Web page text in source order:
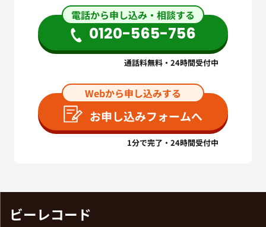
電話から申し込み・相談する
0120-565-756
通話料無料・24時間受付中
Webから申し込みする
お申し込みフォームへ
1分で完了・24時間受付中
ビーレコード